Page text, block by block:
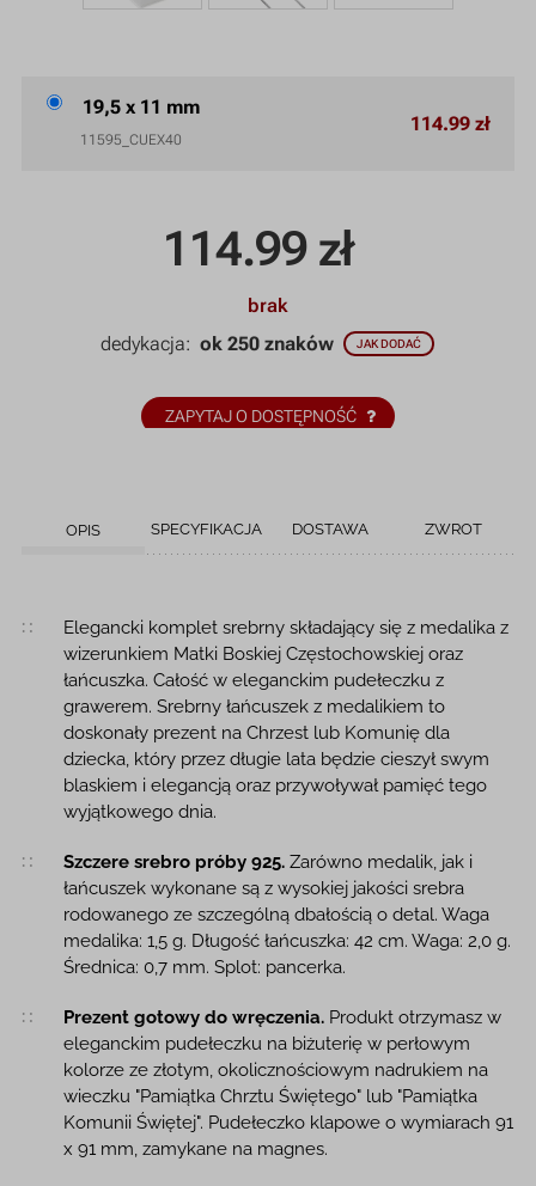
114.99 zł
brak
dedykacja:ok 250 znaków JAK DODAĆ
ZAPYTAJ O DOSTĘPNOŚĆ
19,5 x 11 mm
11595_CUEX40
114.99 zł
OPIS SPECYFIKACJA DOSTAWA ZWROT
Opis produktu
Elegancki komplet srebrny składający się z medalika z
wizerunkiem Matki Boskiej Częstochowskiej oraz
łańcuszka. Całość w eleganckim pudełeczku z
grawerem. Srebrny łańcuszek z medalikiem to
doskonały prezent na Chrzest lub Komunię dla
dziecka, który przez długie lata będzie cieszył swym
blaskiem i elegancją oraz przywoływał pamięć tego
wyjątkowego dnia.
Szczere srebro próby 925.Zarówno medalik, jak i
łańcuszek wykonane są z wysokiej jakości srebra
rodowanego ze szczególną dbałością o detal. Waga
medalika: 1,5 g. Długość łańcuszka: 42 cm. Waga: 2,0 g.
Średnica: 0,7 mm. Splot: pancerka.
Prezent gotowy do wręczenia.Produkt otrzymasz w
eleganckim pudełeczku na biżuterię w perłowym
kolorze ze złotym, okolicznościowym nadrukiem na
wieczku "Pamiątka Chrztu Świętego" lub "Pamiątka
Komunii Świętej". Pudełeczko klapowe o wymiarach 91
x 91 mm, zamykane na magnes.